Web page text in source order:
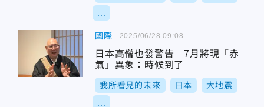
國際
日本高僧也發警告 7月將現「赤
氣」異象：時候到了
我所看見的未來 日本 大地震
2025/06/28 09:08